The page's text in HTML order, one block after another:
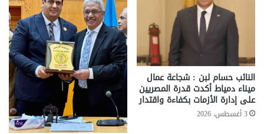
النائب حسام لبن : شجاعة عمال
ميناء دمياط أكدت قدرة المصريين
على إدارة الأزمات بكفاءة واقتدار
3 أغسطس، 2026